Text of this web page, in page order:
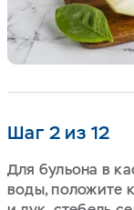
Шаг 2 из 12
Для бульона в
воды, положите